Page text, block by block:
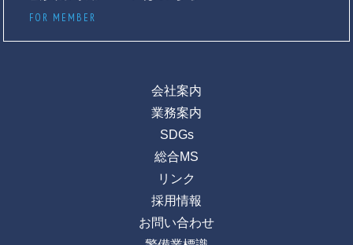
FOR MEMBER
会社案内
業務案内
SDGs
総合MS
リンク
採用情報
お問い合わせ